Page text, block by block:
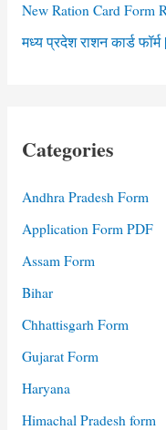
New Ration Card Form
मध्य प्रदेश राशन कार्ड
Categories
Andhra Pradesh Form
Application Form PDF
Assam Form
Bihar
Chhattisgarh Form
Gujarat Form
Haryana
Himachal Pradesh form